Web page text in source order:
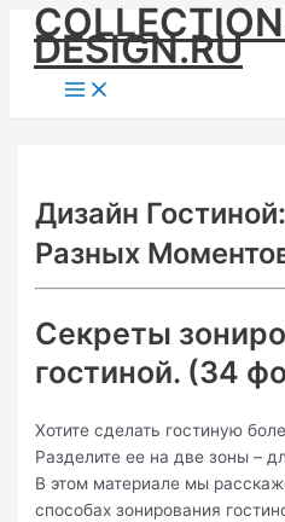
Skip
content
DESIGN.RU
Main
Menu
Дизайн
Разных
Секреты
гостиной. (34
Хотите сделать гостиную
Разделите ее на две зоны –
В этом материале мы
способах зонирования